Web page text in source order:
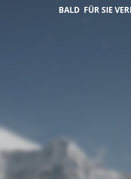
BALD FÜR SIE